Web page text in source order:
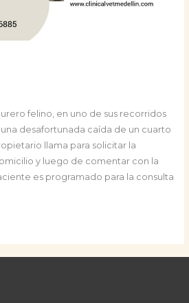
felino, en uno de sus recorridos
desafortunada caída de un cuarto
llama para solicitar la
y luego de comentar con la
es programado para la consulta